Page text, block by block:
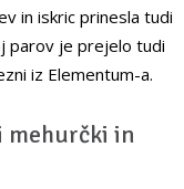
in iskric prinesla tudi
parov je prejelo tudi
iz Elementum-a.
mehurčki in